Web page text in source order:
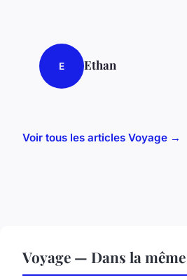
E Ethan
Voir tous les articles Voyage →
Voyage — Dans la